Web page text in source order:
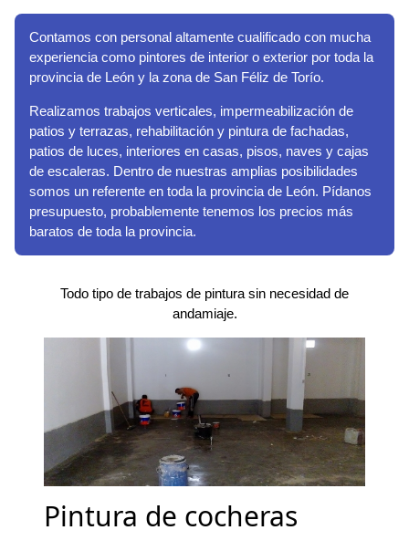
Contamos con personal altamente cualificado con mucha
experiencia como pintores de interior o exterior por toda la
provincia de León y la zona de San Féliz de Torío.
Realizamos trabajos verticales, impermeabilización de
patios y terrazas, rehabilitación y pintura de fachadas,
patios de luces, interiores en casas, pisos, naves y cajas
de escaleras. Dentro de nuestras amplias posibilidades
somos un referente en toda la provincia de León. Pídanos
presupuesto, probablemente tenemos los precios más
baratos de toda la provincia.
Todo tipo de trabajos de pintura sin necesidad de
andamiaje.
Pintura de cocheras